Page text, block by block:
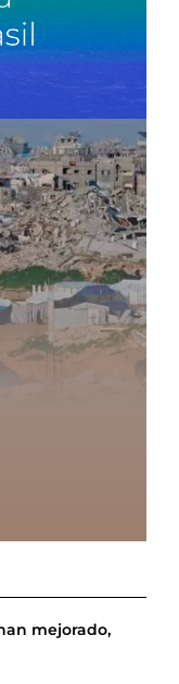
mejorado,